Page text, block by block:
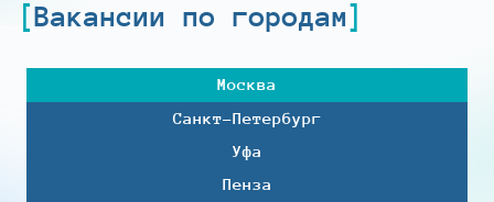
Вакансии по городам
Москва
Санкт-Петербург
Уфа
Пенза